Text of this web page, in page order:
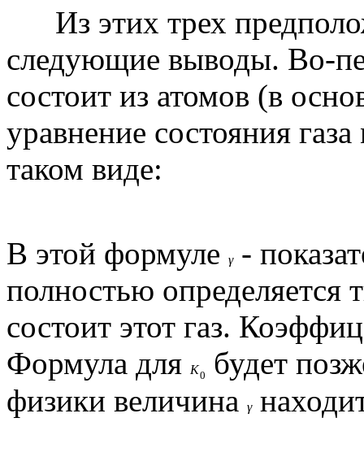
Из этих трех
следующие выводы. Во-
состоит из атомов (в
уравнение состояния
таком виде:
В этой формуле γ-
полностью определяется
состоит этот газ.
Формула для K0
будет
физики величина
γ